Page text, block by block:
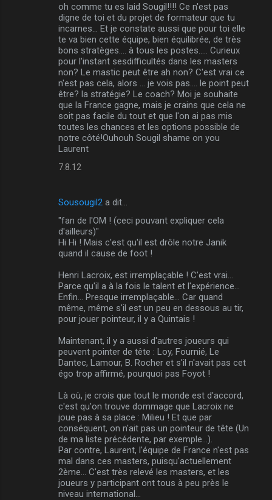
oh comme tu es laid Sougil!!!! Ce n'est pas
digne de toi et du projet de formateur que tu
incarnes... Et je constate aussi que pour toi elle
te va bien cette équipe, bien équilibrée, de très
bons stratèges.... à tous les postes..... Curieux
pour l'instant sesdifficultés dans les masters
non? Le mastic peut être ah non? C'est vrai ce
n'est pas cela, alors ... je vois pas.... le point peut
être? la stratégie? Le coach? Moi je souhaite
que la France gagne, mais je crains que cela ne
soit pas facile du tout et que l'on ai pas mis
toutes les chances et les options possible de
notre côté!Ouhouh Sougil shame on you
Laurent
7.8.12
Sousougil2 a dit…
"fan de l'OM ! (ceci pouvant expliquer cela
d'ailleurs)"
Hi Hi ! Mais c'est qu'il est drôle notre Janik
quand il cause de foot !
Henri Lacroix, est irremplaçable ! C'est vrai...
Parce qu'il a à la fois le talent et l'expérience...
Enfin... Presque irremplaçable... Car quand
même, même s'il est un peu en dessous au tir,
pour jouer pointeur, il y a Quintais !
Maintenant, il y a aussi d'autres joueurs qui
peuvent pointer de tête : Loy, Fournié, Le
Dantec, Lamour, B. Rocher et s'il n'avait pas cet
égo trop affirmé, pourquoi pas Foyot !
Là où, je crois que tout le monde est d'accord,
c'est qu'on trouve dommage que Lacroix ne
joue pas à sa place : Milieu ! Et que par
conséquent, on n'ait pas un pointeur de tête (Un
de ma liste précédente, par exemple...).
Par contre, Laurent, l'équipe de France n'est pas
mal dans ces masters, puisqu'actuellement
2ème... C'est très relevé les masters, et les
joueurs y participant ont tous à peu près le
niveau international...